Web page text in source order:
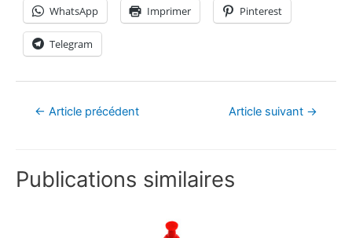
WhatsApp Imprimer Pinterest
Telegram
← Article précédent Article suivant →
Publications similaires